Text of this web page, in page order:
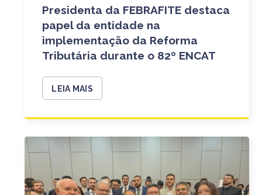
Presidenta da FEBRAFITE destaca
papel da entidade na
implementação da Reforma
Tributária durante o 82º ENCAT
LEIA MAIS